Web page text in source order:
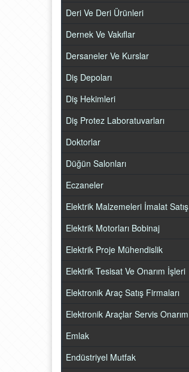
Deri Ve Deri Ürünleri
Dernek Ve Vakıflar
Dersaneler Ve Kurslar
Diş Depoları
Diş Hekimleri
Diş Protez Laboratuvarları
Doktorlar
Düğün Salonları
Eczaneler
Elektrik Malzemeleri İmalat Satış
Elektrik Motorları Bobinaj
Elektrik Proje Mühendislik
Elektrik Tesisat Ve Onarım İşleri
Elektronik Araç Satış Firmaları
Elektronik Araçlar Servis Onarım
Emlak
Endüstriyel Mutfak